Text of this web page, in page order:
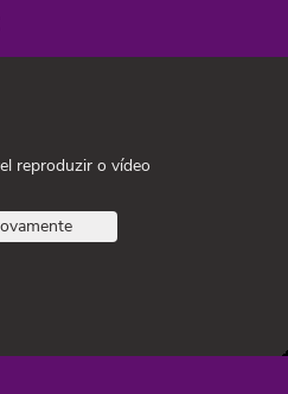
reproduzir o vídeo